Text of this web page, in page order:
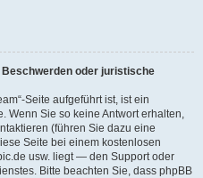
oder juristische
Seite aufgeführt ist, ist ein
Wenn Sie so keine Antwort erhalten,
(führen Sie dazu eine
Seite bei einem kostenlosen
usw. liegt — den Support oder
Bitte beachten Sie, dass phpBB